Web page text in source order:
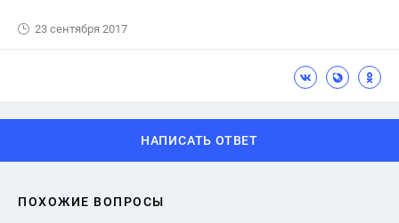
23 сентября 2017
НАПИСАТЬ ОТВЕТ
ПОХОЖИЕ ВОПРОСЫ